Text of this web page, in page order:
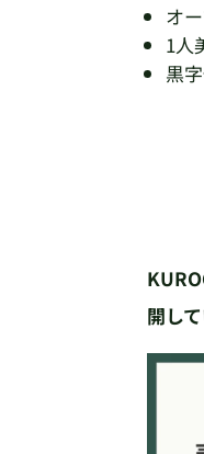
オ
1人
黒
開し